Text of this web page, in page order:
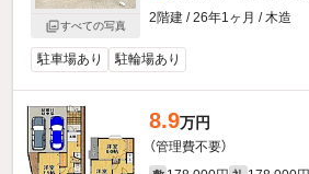
すべての写真
2階建 / 26年1ヶ月 / 木造
駐車場あり 駐輪場あり
8.9万円
（管理費不要）